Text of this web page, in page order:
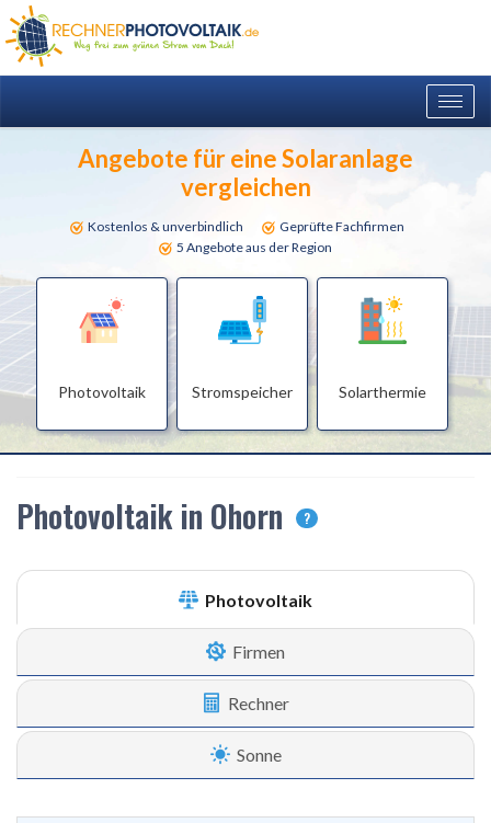
Angebote für eine Solaranlage
vergleichen
Kostenlos & unverbindlich
Geprüfte Fachfirmen
5 Angebote aus der Region
Photovoltaik Stromspeicher Solarthermie
Photovoltaik in Ohorn ?
Photovoltaik
Firmen
Rechner
Sonne